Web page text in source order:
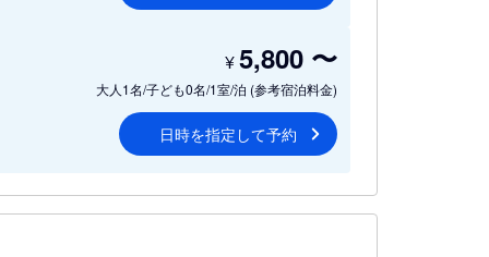
大人1名/子ども0名/1室/泊 (参考宿泊料金)
¥5,800 〜
日時を指定して予約